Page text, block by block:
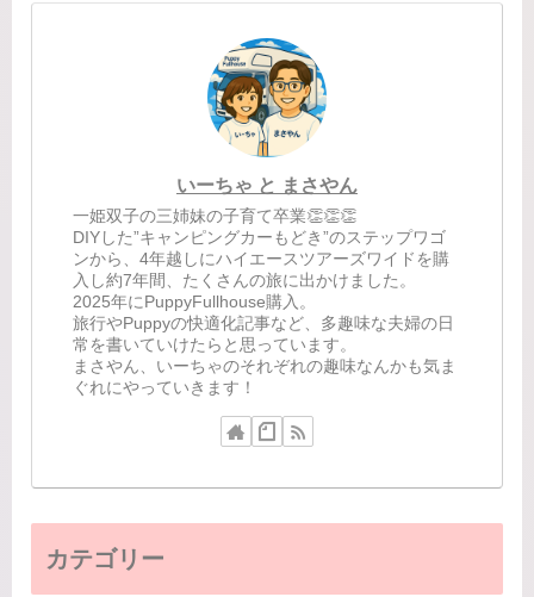
いーちゃ と まさやん
一姫双子の三姉妹の子育て卒業👏👏👏
DIYした”キャンピングカーもどき”のステップワゴ
ンから、4年越しにハイエースツアーズワイドを購
入し約7年間、たくさんの旅に出かけました。
2025年にPuppyFullhouse購入。
旅行やPuppyの快適化記事など、多趣味な夫婦の日
常を書いていけたらと思っています。
まさやん、いーちゃのそれぞれの趣味なんかも気ま
ぐれにやっていきます！
カテゴリー